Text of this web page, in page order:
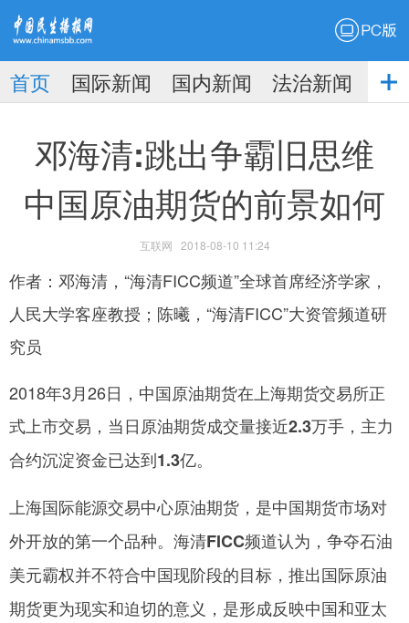
播
报
网
首页 国际新闻 国内新闻 法治新闻
社
邓海清:跳出争霸旧思维
中国原油期货的前景如何
互联网 2018-08-10 11:24
作者：邓海清，“海清FICC频道”全球首席经济学家，
人民大学客座教授；陈曦，“海清FICC”大资管频道研
究员
2018年3月26日，中国原油期货在上海期货交易所正
式上市交易， 当日原油期货成交量接近2.3万手，主力
合约沉淀资金已达到1.3亿。
上海国际能源交易中心原油期货，是中国期货市场对
外开放的第一个品种。 海清FICC频道认为，争夺石油
美元霸权并不符合中国现阶段的目标，推出国际原油
期货更为现实和迫切的意义， 是形成反映中国和亚太